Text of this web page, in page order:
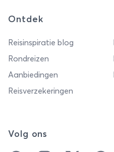
Ontdek
Reisinspiratie blog
Rondreizen
Aanbiedingen
Reisverzekeringen
Volg ons